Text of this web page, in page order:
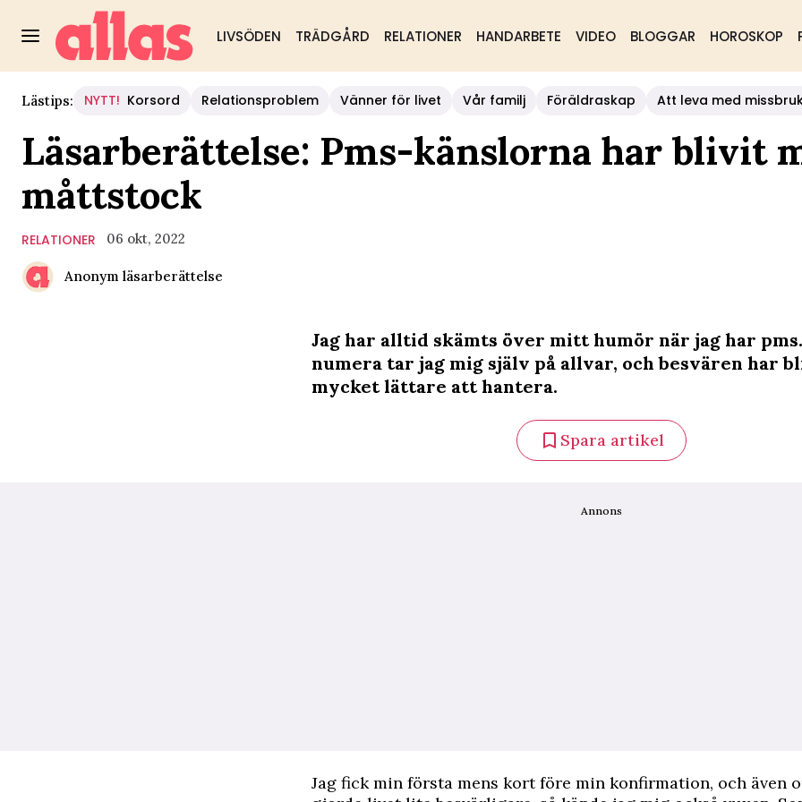
LIVSÖDEN TRÄDGÅRD RELATIONER HANDARBETE VIDEO BLOGGAR HOROSKOP
Lästips: NYTT! Korsord Relationsproblem Vänner för livet Vår familj Föräldraskap Att leva med
Läsarberättelse: Pms-känslorna har blivit
måttstock
RELATIONER 06 okt, 2022
Anonym läsarberättelse
Jag har alltid skämts över mitt humör när jag har
numera tar jag mig själv på allvar, och besvären har
mycket lättare att hantera.
Spara artikel
Annons
Jag fick min första mens kort före min konfirmation, och även